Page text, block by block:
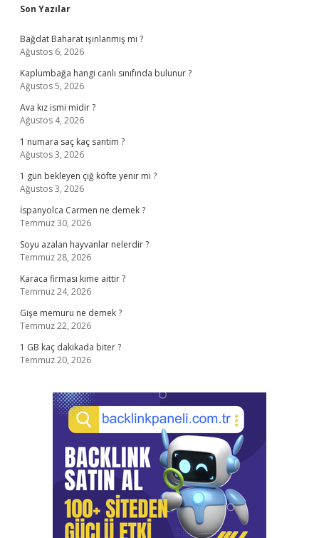
Sidebar
Son Yazılar
Bağdat Baharat ışınlanmış mı ?
Ağustos 6, 2026
Kaplumbağa hangi canlı sınıfında bulunur ?
Ağustos 5, 2026
Ava kız ismi midir ?
Ağustos 4, 2026
1 numara saç kaç santim ?
Ağustos 3, 2026
1 gün bekleyen çiğ köfte yenir mi ?
Ağustos 3, 2026
İspanyolca Carmen ne demek ?
Temmuz 30, 2026
Soyu azalan hayvanlar nelerdir ?
Temmuz 28, 2026
Karaca firması kime aittir ?
Temmuz 24, 2026
Gişe memuru ne demek ?
Temmuz 22, 2026
1 GB kaç dakikada biter ?
Temmuz 20, 2026